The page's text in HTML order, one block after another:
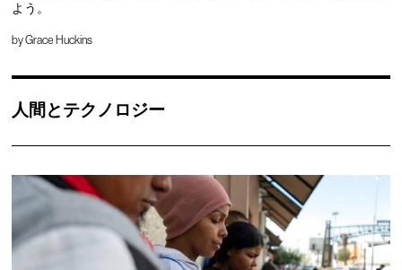
よう。
byGrace Huckins
人間とテクノロジー